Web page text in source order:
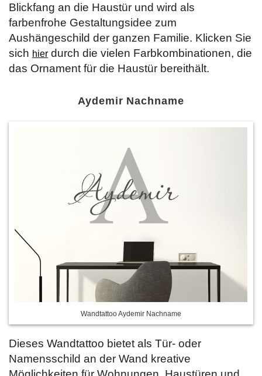
Blickfang an die Haustür und wird als
farbenfrohe Gestaltungsidee zum
Aushängeschild der ganzen Familie. Klicken Sie
sich hier durch die vielen Farbkombinationen, die
das Ornament für die Haustür bereithält.
Aydemir Nachname
Wandtattoo Aydemir Nachname
Dieses Wandtattoo bietet als Tür- oder
Namensschild an der Wand kreative